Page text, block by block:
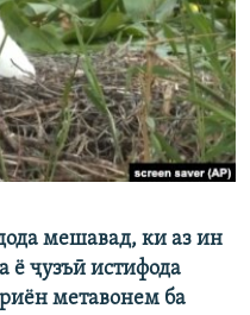
мешавад, ки аз ин
ё ҷузъӣ истифода
метавонем ба